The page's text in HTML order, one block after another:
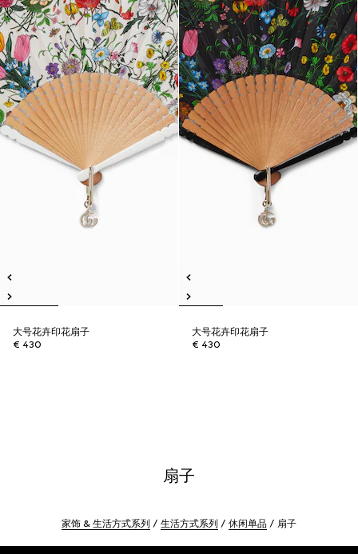
大号花卉印花扇子
€ 430
大号花卉印花扇子
€ 430
扇子
家饰 & 生活方式系列 生活方式系列 休闲单品 扇子